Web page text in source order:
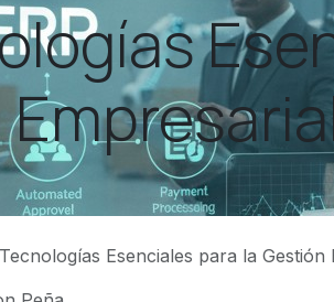
Esenciales para la Gestión